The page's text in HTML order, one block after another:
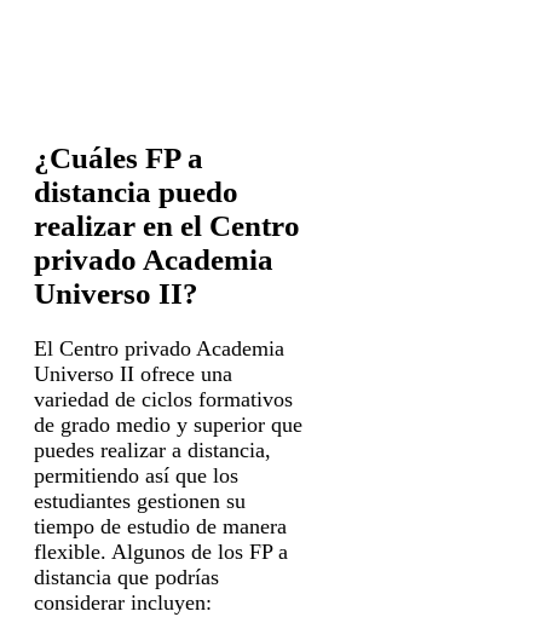
¿Cuáles FP a
distancia puedo
realizar en el Centro
privado Academia
Universo II?
El Centro privado Academia
Universo II ofrece una
variedad de ciclos formativos
de grado medio y superior que
puedes realizar a distancia,
permitiendo así que los
estudiantes gestionen su
tiempo de estudio de manera
flexible. Algunos de los FP a
distancia que podrías
considerar incluyen: